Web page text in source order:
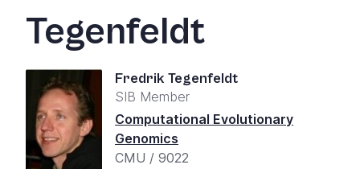
Tegenfeldt
Fredrik Tegenfeldt
SIB Member
Computational Evolutionary
Genomics
CMU / 9022